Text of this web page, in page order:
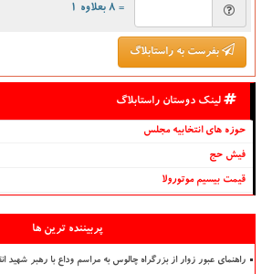
= ۸ بعلاوه ۱
بفرست به راستابلاگ
لینک دوستان راستابلاگ
حوزه های انتخابیه مجلس
فیش حج
قیمت بیسیم موتورولا
پربیننده ترین ها
راهنمای عبور زوار از بزرگراه چالوس به مراسم وداع با رهبر شهید